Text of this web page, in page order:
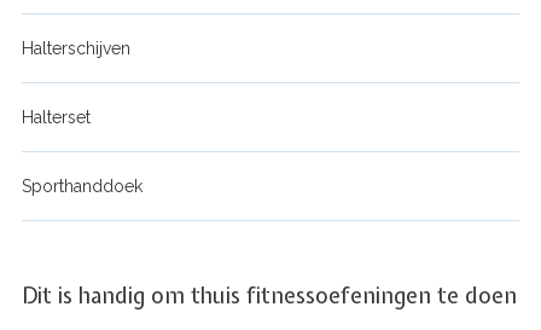
Halterschijven
Halterset
Sporthanddoek
Dit is handig om thuis fitnessoefeningen te doen